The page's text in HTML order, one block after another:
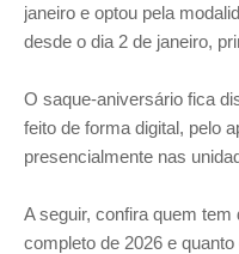
janeiro e optou pela
desde o dia 2 de janeiro,
O saque-aniversário fica
feito de forma digital, pelo
presencialmente nas
A seguir, confira quem
completo de 2026 e